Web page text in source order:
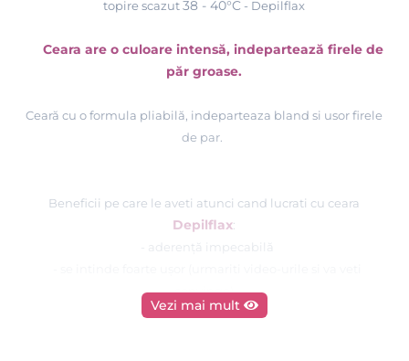
topire scazut38 - 40°C - Depilflax
Ceara are o culoare intensă, indepartează firele de
păr groase.
Ceară cu o formula pliabilă, indeparteaza bland si usor firele
de par.
Beneficii pe care le aveti atunci cand lucrati cu ceara
Depilflax:
- aderență impecabilă
convinge)
- foarte pliabil ă pe piele
Vezi mai mult